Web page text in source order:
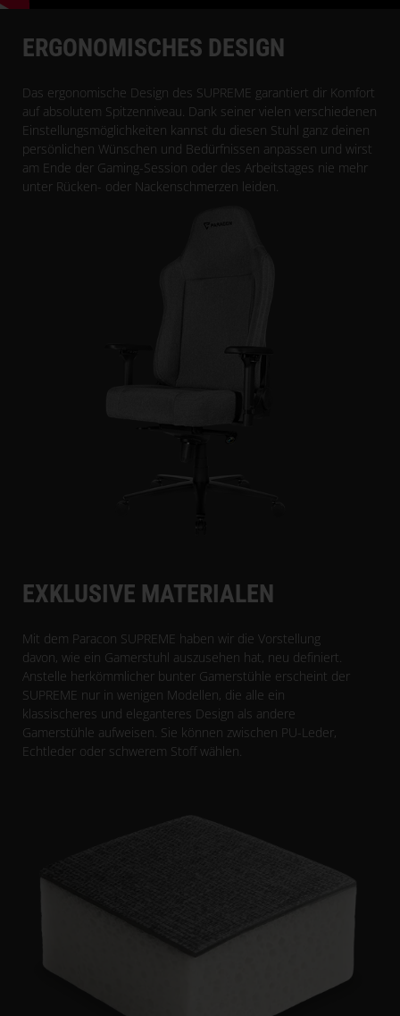
ERGONOMISCHES DESIGN
Das ergonomische Design des SUPREME garantiert dir Komfort
auf absolutem Spitzenniveau. Dank seiner vielen verschiedenen
Einstellungsmöglichkeiten kannst du diesen Stuhl ganz deinen
persönlichen Wünschen und Bedürfnissen anpassen und wirst
am Ende der Gaming-Session oder des Arbeitstages nie mehr
unter Rücken- oder Nackenschmerzen leiden.
EXKLUSIVE MATERIALEN
Mit dem Paracon SUPREME haben wir die Vorstellung
davon, wie ein Gamerstuhl auszusehen hat, neu definiert.
Anstelle herkömmlicher bunter Gamerstühle erscheint der
SUPREME nur in wenigen Modellen, die alle ein
klassischeres und eleganteres Design als andere
Gamerstühle aufweisen. Sie können zwischen PU-Leder,
Echtleder oder schwerem Stoff wählen.